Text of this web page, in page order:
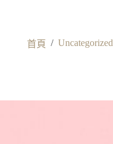
首頁 / Uncategorized